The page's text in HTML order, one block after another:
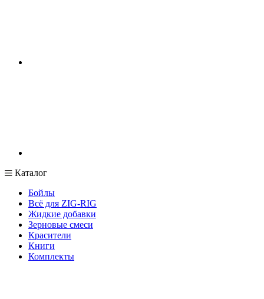
Каталог
Бойлы
Всё для ZIG-RIG
Жидкие добавки
Зерновые смеси
Красители
Книги
Комплекты